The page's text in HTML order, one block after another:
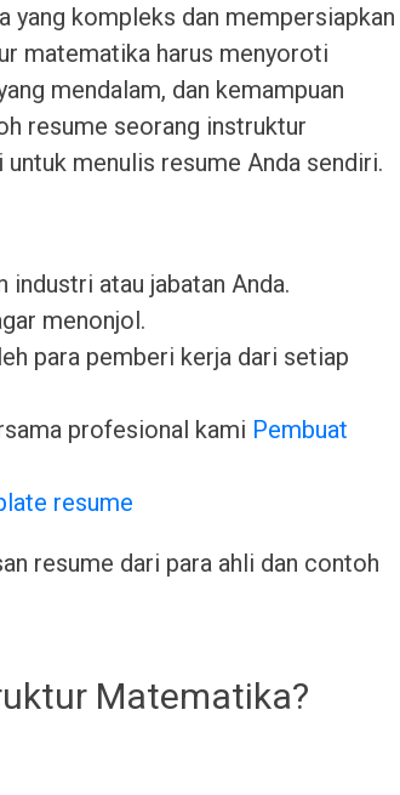
kompleks dan mempersiapkan
matematika harus menyoroti
mendalam, dan kemampuan
resume seorang instruktur
menulis resume Anda sendiri.
industri atau jabatan Anda.
menonjol.
para pemberi kerja dari setiap
profesional kami Pembuat
resume
resume dari para ahli dan contoh
Matematika?